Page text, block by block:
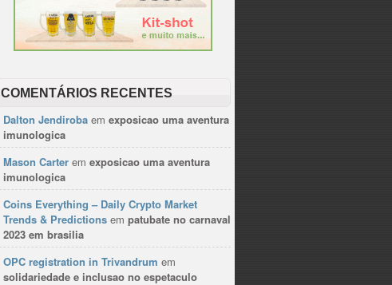
COMENTÁRIOS RECENTES
Dalton Jendiroba em exposicao uma aventura
imunologica
Mason Carter em exposicao uma aventura
imunologica
Coins Everything – Daily Crypto Market
Trends & Predictions em patubate no carnaval
2023 em brasilia
OPC registration in Trivandrum em
solidariedade e inclusao no espetaculo